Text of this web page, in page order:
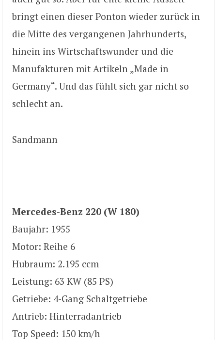
bringt einen dieser Ponton wieder zurück in
die Mitte des vergangenen Jahrhunderts,
hinein ins Wirtschaftswunder und die
Manufakturen mit Artikeln „Made in
Germany“. Und das fühlt sich gar nicht so
schlecht an.
Sandmann
Mercedes-Benz 220 (W 180)
Baujahr: 1955
Motor: Reihe 6
Hubraum: 2.195 ccm
Leistung: 63 KW (85 PS)
Getriebe: 4-Gang Schaltgetriebe
Antrieb: Hinterradantrieb
Top Speed: 150 km/h